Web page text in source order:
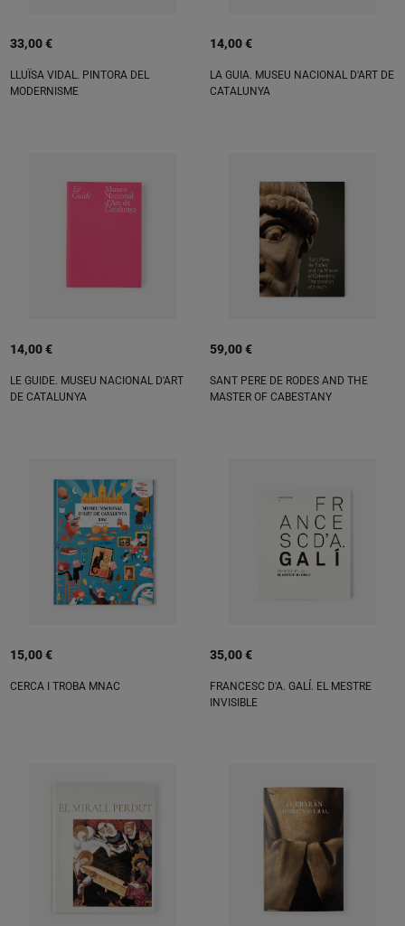
33,00 €
LLUÏSA VIDAL. PINTORA DEL
MODERNISME
14,00 €
LA GUIA. MUSEU NACIONAL D'ART DE
CATALUNYA
14,00 €
LE GUIDE. MUSEU NACIONAL D'ART
DE CATALUNYA
59,00 €
SANT PERE DE RODES AND THE
MASTER OF CABESTANY
15,00 €
CERCA I TROBA MNAC
35,00 €
FRANCESC D'A. GALÍ. EL MESTRE
INVISIBLE